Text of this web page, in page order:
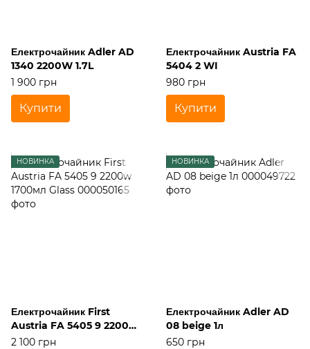
Електрочайник Adler AD
1340 2200W 1.7L
1 900 грн
Купити
Електрочайник Austria FA
5404 2 WI
980 грн
Купити
НОВИНКА
Електрочайник First
Austria FA 5405 9 2200w
1700мл Glass
2 100 грн
НОВИНКА
Електрочайник Adler AD
08 beige 1л
650 грн